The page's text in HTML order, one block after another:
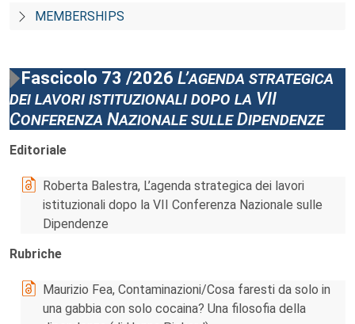
MEMBERSHIPS
Fascicolo 73 /2026 L’agenda strategica
dei lavori istituzionali dopo la VII
Conferenza Nazionale sulle Dipendenze
Editoriale
Roberta Balestra, L’agenda strategica dei lavori
istituzionali dopo la VII Conferenza Nazionale sulle
Dipendenze
Rubriche
Maurizio Fea, Contaminazioni/Cosa faresti da solo in
una gabbia con solo cocaina? Una filosofia della